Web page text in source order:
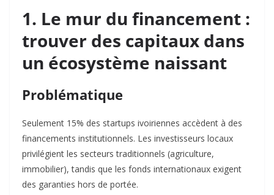
1. Le mur du financement :
trouver des capitaux dans
un écosystème naissant
Problématique
Seulement 15% des startups ivoiriennes accèdent à des
financements institutionnels. Les investisseurs locaux
privilégient les secteurs traditionnels (agriculture,
immobilier), tandis que les fonds internationaux exigent
des garanties hors de portée.